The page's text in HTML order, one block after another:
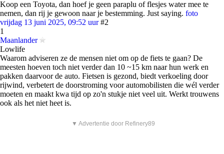
Koop een Toyota, dan hoef je geen paraplu of flesjes water mee te
nemen, dan rij je gewoon naar je bestemming. Just saying. foto
vrijdag 13 juni 2025, 09:52 uur #2
1
Maanlander
Lowlife
Waarom adviseren ze de mensen niet om op de fiets te gaan? De
meesten hoeven toch niet verder dan 10 ~15 km naar hun werk en
pakken daarvoor de auto. Fietsen is gezond, biedt verkoeling door
rijwind, verbetert de doorstroming voor automobilisten die wél verder
moeten en maakt kwa tijd op zo'n stukje niet veel uit. Werkt trouwens
ook als het niet heet is.
▼ Advertentie door Refinery89